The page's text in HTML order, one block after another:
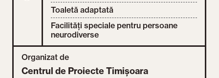
Toaletă adaptată
Facilități speciale pentru persoane
neurodiverse
Organizat de
Centrul de Proiecte Timișoara